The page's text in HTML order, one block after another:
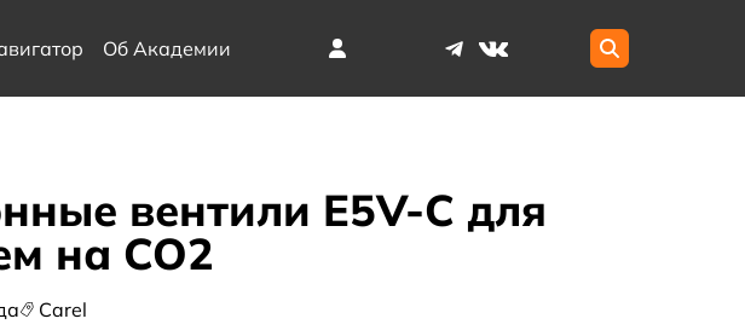
Об Академии
вентили E5V-C для
на СО2
Carel